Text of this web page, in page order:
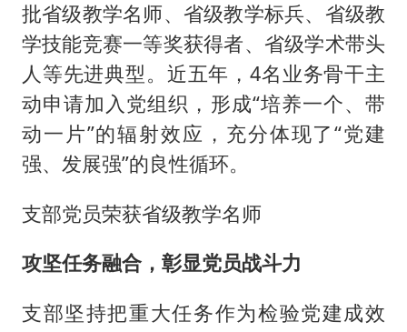
批省级教学名师、省级教学标兵、省级教
学技能竞赛一等奖获得者、省级学术带头
人等先进典型。近五年，4名业务骨干主
动申请加入党组织，形成“培养一个、带
动一片”的辐射效应，充分体现了“党建
强、发展强”的良性循环。
支部党员荣获省级教学名师
攻坚任务融合，彰显党员战斗力
支部坚持把重大任务作为检验党建成效